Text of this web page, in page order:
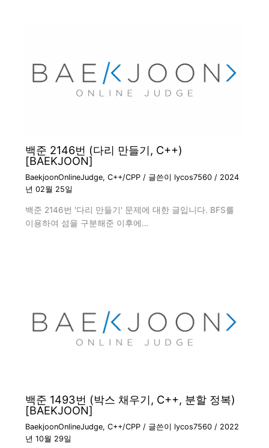
백준 2146번 (다리 만들기, C++)
[BAEKJOON]
BaekjoonOnlineJudge, C++/CPP/ 글쓴이 lycos7560 / 2024
년 02월 25일
백준 2146번 '다리 만들기' 문제에 대한 글입니다. BFS를
이용하여 섬을 구분해준 이후에…
백준 1493번 (박스 채우기, C++, 분할 정복)
[BAEKJOON]
BaekjoonOnlineJudge, C++/CPP/ 글쓴이 lycos7560 / 2022
년 10월 29일